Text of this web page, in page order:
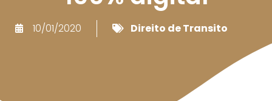
10/01/2020 Direito de Transito